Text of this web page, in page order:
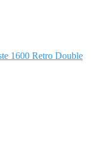
1600 Retro Double